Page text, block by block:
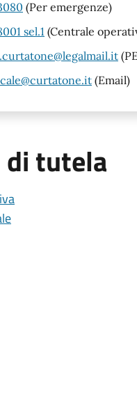
(Per emergenze)
sel.1 (Centrale
(Email)
tutela